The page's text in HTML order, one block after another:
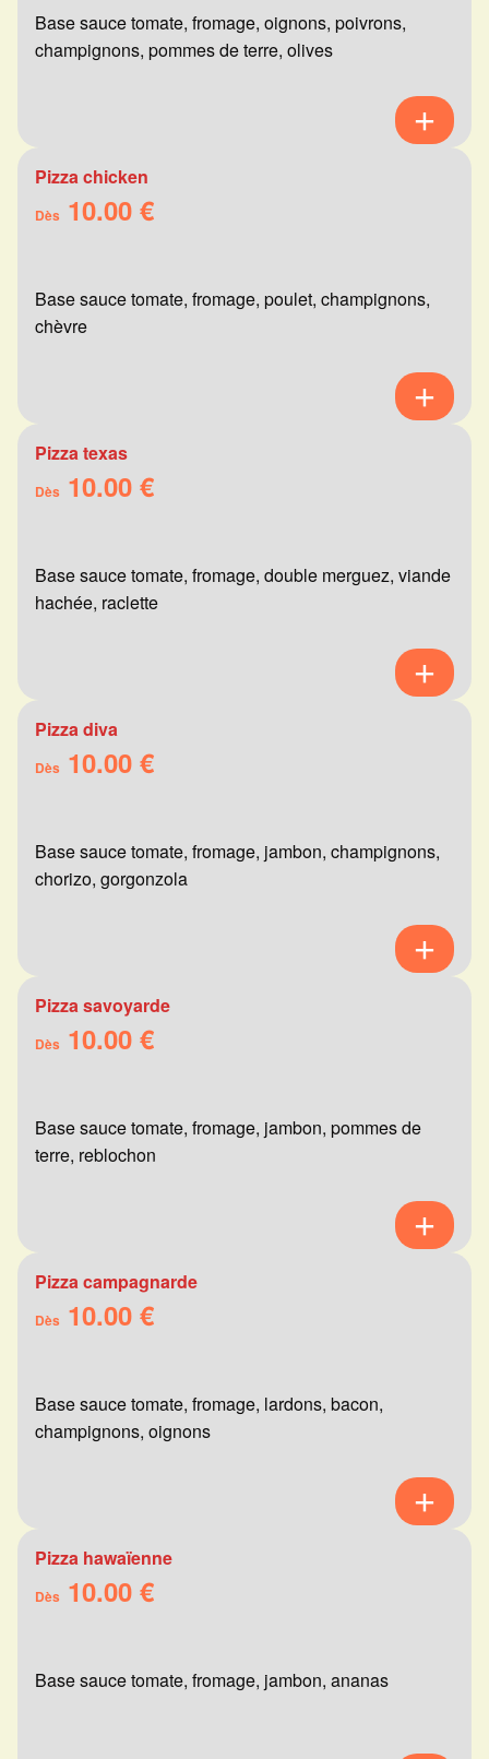
Base sauce tomate, fromage, oignons, poivrons,
champignons, pommes de terre, olives
Pizza chicken
Dès 10.00 €
Base sauce tomate, fromage, poulet, champignons,
chèvre
Pizza texas
Dès 10.00 €
Base sauce tomate, fromage, double merguez, viande
hachée, raclette
Pizza diva
Dès 10.00 €
Base sauce tomate, fromage, jambon, champignons,
chorizo, gorgonzola
Pizza savoyarde
Dès 10.00 €
Base sauce tomate, fromage, jambon, pommes de
terre, reblochon
Pizza campagnarde
Dès 10.00 €
Base sauce tomate, fromage, lardons, bacon,
champignons, oignons
Pizza hawaïenne
Dès 10.00 €
Base sauce tomate, fromage, jambon, ananas